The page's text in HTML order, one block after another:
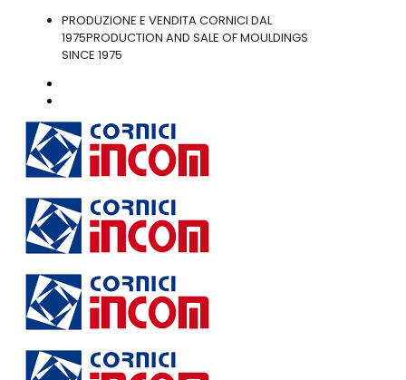
PRODUZIONE E VENDITA CORNICI DAL
1975PRODUCTION AND SALE OF MOULDINGS
SINCE 1975